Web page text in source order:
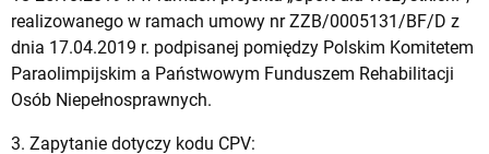
realizowanego w ramach umowy nr ZZB/0005131/BF/D z
dnia 17.04.2019 r. podpisanej pomiędzy Polskim Komitetem
Paraolimpijskim a Państwowym Funduszem Rehabilitacji
Osób Niepełnosprawnych.
3. Zapytanie dotyczy kodu CPV: